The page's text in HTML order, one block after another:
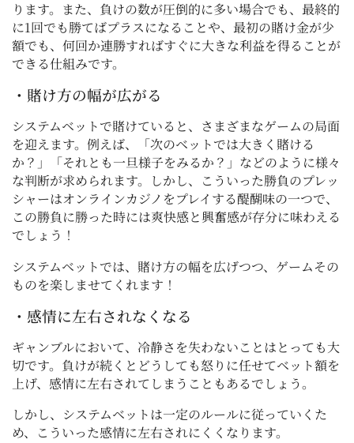
ります。また、負けの数が圧倒的に多い場合でも、最終的
に1回でも勝てばプラスになることや、最初の賭け金が少
額でも、何回か連勝すればすぐに大きな利益を得ることが
できる仕組みです。
・賭け方の幅が広がる
システムベットで賭けていると、さまざまなゲームの局面
を迎えます。例えば、「次のベットでは大きく賭ける
か？」「それとも一旦様子をみるか？」などのように様々
な判断が求められます。しかし、こういった勝負のプレッ
シャーはオンラインカジノをプレイする醍醐味の一つで、
この勝負に勝った時には爽快感と興奮感が存分に味わえる
でしょう！
システムベットでは、賭け方の幅を広げつつ、ゲームその
ものを楽しませてくれます！
・感情に左右されなくなる
ギャンブルにおいて、冷静さを失わないことはとっても大
切です。負けが続くとどうしても怒りに任せてベット額を
上げ、感情に左右されてしまうこともあるでしょう。
しかし、システムベットは一定のルールに従っていくた
め、こういった感情に左右されにくくなります。